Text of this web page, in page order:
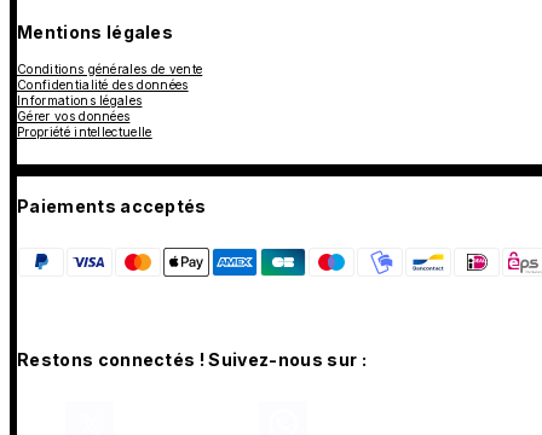
Mentions légales
Conditions générales de vente
Confidentialité des données
Informations légales
Gérer vos données
Propriété intellectuelle
Paiements acceptés
Restons connectés ! Suivez-nous sur :